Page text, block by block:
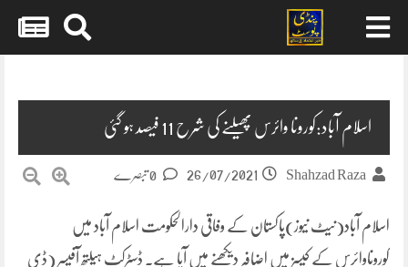
اسلام آباد:کورونا وائرس پھیلنے کی شرح 11 فیصد ہو گئی
Shahzad Raza
26/07/2021
اسلام آباد(نیٹ نیوز)پاکستان کے وفاقی دارالحکومت اسلام آباد میں
کوروناوائرس کے کیسز میں اضافہ دیکھنے میں آیا ہے۔ ڈسٹرکٹ ہیلتھ آفیسر (ڈی